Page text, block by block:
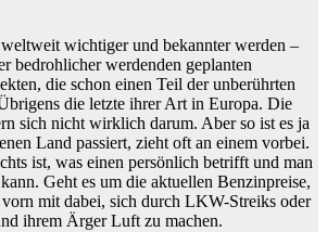
wichtiger und bekannter werden –
bedrohlicher werdenden geplanten
die schon einen Teil der unberührten
die letzte ihrer Art in Europa. Die
sich nicht wirklich darum. Aber so ist es ja
Land passiert, zieht oft an einem vorbei.
ist, was einen persönlich betrifft und man
Geht es um die aktuellen Benzinpreise,
mit dabei, sich durch LKW-Streiks oder
ihrem Ärger Luft zu machen.